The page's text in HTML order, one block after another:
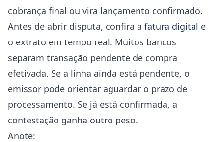
cobrança final ou vira lançamento confirmado.
Antes de abrir disputa, confira a fatura digital e
o extrato em tempo real. Muitos bancos
separam transação pendente de compra
efetivada. Se a linha ainda está pendente, o
emissor pode orientar aguardar o prazo de
processamento. Se já está confirmada, a
contestação ganha outro peso.
Anote: